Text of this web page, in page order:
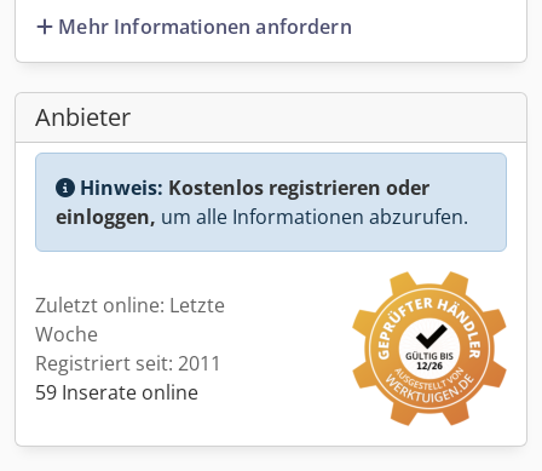
Mehr Informationen anfordern
Anbieter
Hinweis: Kostenlos registrieren oder
einloggen, um alle Informationen abzurufen.
Zuletzt online: Letzte
Woche
Registriert seit: 2011
59 Inserate online